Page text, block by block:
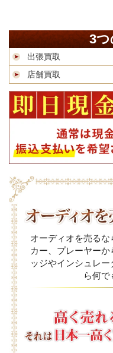
3つ
出張買取
店舗買取
オーディオを売る
カー、プレーヤー
ッジやインシュレ
ら何で